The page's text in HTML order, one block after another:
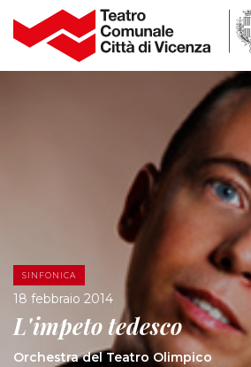
SINFONICA
18 febbraio 2014
L'impeto tedesco
Orchestra del Teatro Olimpico